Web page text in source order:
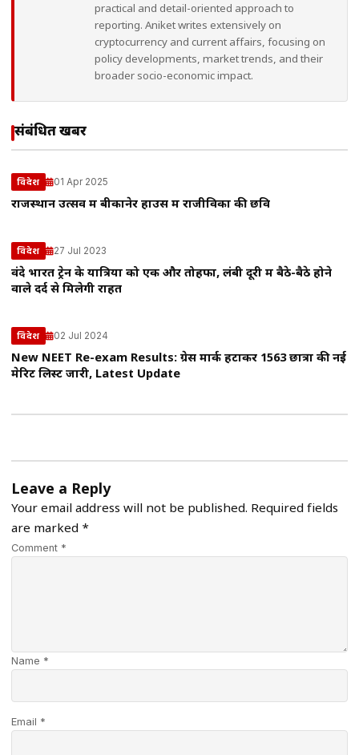
practical and detail-oriented approach to
reporting. Aniket writes extensively on
cryptocurrency and current affairs, focusing on
policy developments, market trends, and their
broader socio-economic impact.
संबंधित खबरें
विदेश 01 Apr 2025
राजस्थान उत्सव में बीकानेर हाउस में राजीविका की छवि
विदेश 27 Jul 2023
वंदे भारत ट्रेन के यात्रियों को एक और तोहफा, लंबी दूरी में बैठे-बैठे होने
वाले दर्द से मिलेगी राहत
विदेश 02 Jul 2024
New NEET Re-exam Results: ग्रेस मार्क हटाकर 1563 छात्रों की नई
मेरिट लिस्ट जारी, Latest Update
Leave a Reply
Your email address will not be published. Required fields
are marked *
Comment *
Name *
Email *